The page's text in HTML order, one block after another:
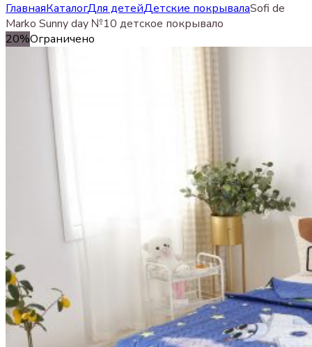
ГлавнаяКаталогДля детейДетские покрывалаSofi de
Marko Sunny day №10 детское покрывало
20%Ограничено